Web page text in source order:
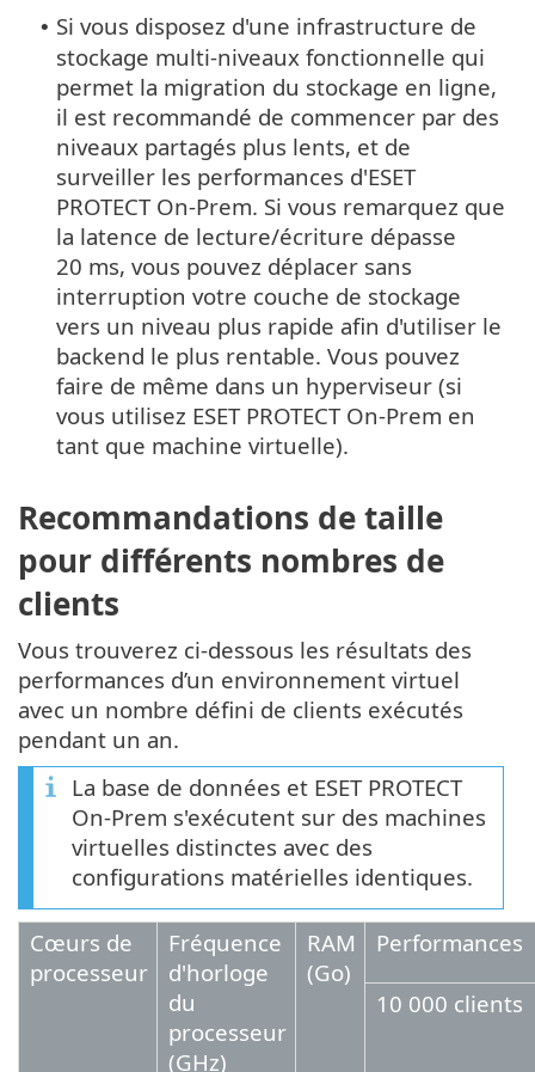
• Si vous disposez d'une infrastructure de
stockage multi-niveaux fonctionnelle qui
permet la migration du stockage en ligne,
il est recommandé de commencer par des
niveaux partagés plus lents, et de
surveiller les performances d'ESET
PROTECT On-Prem. Si vous remarquez que
la latence de lecture/écriture dépasse
20 ms, vous pouvez déplacer sans
interruption votre couche de stockage
vers un niveau plus rapide afin d'utiliser le
backend le plus rentable. Vous pouvez
faire de même dans un hyperviseur (si
vous utilisez ESET PROTECT On-Prem en
tant que machine virtuelle).
Recommandations de taille
pour différents nombres de
clients
Vous trouverez ci-dessous les résultats des
performances d’un environnement virtuel
avec un nombre défini de clients exécutés
pendant un an.
La base de données et ESET PROTECT
On-Prem s'exécutent sur des machines
virtuelles distinctes avec des
configurations matérielles identiques.
Cœurs de
processeur
Fréquence
d'horloge
du
processeur
(GHz)
RAM
(Go)
Performances
10 000 clients